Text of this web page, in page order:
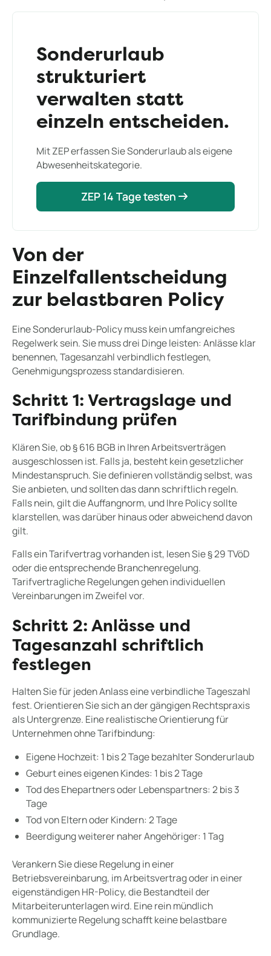
Sonderurlaub
strukturiert
verwalten statt
einzeln entscheiden.
Mit ZEP erfassen Sie Sonderurlaub als eigene
Abwesenheitskategorie.
ZEP 14 Tage testen
ZEP 14 Tage testen
Von der
Einzelfallentscheidung
zur belastbaren Policy
Eine Sonderurlaub-Policy muss kein umfangreiches
Regelwerk sein. Sie muss drei Dinge leisten: Anlässe klar
benennen, Tagesanzahl verbindlich festlegen,
Genehmigungsprozess standardisieren.
Schritt 1: Vertragslage und
Tarifbindung prüfen
Klären Sie, ob § 616 BGB in Ihren Arbeitsverträgen
ausgeschlossen ist. Falls ja, besteht kein gesetzlicher
Mindestanspruch. Sie definieren vollständig selbst, was
Sie anbieten, und sollten das dann schriftlich regeln.
Falls nein, gilt die Auffangnorm, und Ihre Policy sollte
klarstellen, was darüber hinaus oder abweichend davon
gilt.
Falls ein Tarifvertrag vorhanden ist, lesen Sie § 29 TVöD
oder die entsprechende Branchenregelung.
Tarifvertragliche Regelungen gehen individuellen
Vereinbarungen im Zweifel vor.
Schritt 2: Anlässe und
Tagesanzahl schriftlich
festlegen
Halten Sie für jeden Anlass eine verbindliche Tageszahl
fest. Orientieren Sie sich an der gängigen Rechtspraxis
als Untergrenze. Eine realistische Orientierung für
Unternehmen ohne Tarifbindung:
Eigene Hochzeit: 1 bis 2 Tage bezahlter Sonderurlaub
Geburt eines eigenen Kindes: 1 bis 2 Tage
Tod des Ehepartners oder Lebenspartners: 2 bis 3
Tage
Tod von Eltern oder Kindern: 2 Tage
Beerdigung weiterer naher Angehöriger: 1 Tag
Verankern Sie diese Regelung in einer
Betriebsvereinbarung, im Arbeitsvertrag oder in einer
eigenständigen HR-Policy, die Bestandteil der
Mitarbeiterunterlagen wird. Eine rein mündlich
kommunizierte Regelung schafft keine belastbare
Grundlage.